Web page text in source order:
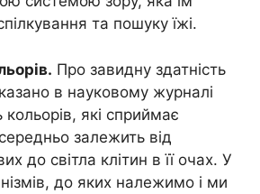
та пошуку їжі.
Про завидну здатність
в науковому журналі
кольорів, які сприймає
залежить від
до світла клітин в її очах. У
до яких належимо і ми